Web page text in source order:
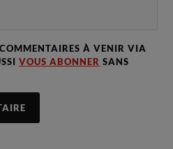
À VENIR VIA
VOUS ABONNER SANS